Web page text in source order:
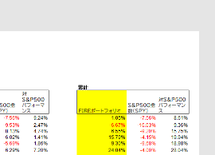
モデルポートフォリオを紹介
ろんなスタイルのファンド
。そして、成長重視のファン
バリューファンドマネジャー
ァンドマネジャーに共通して
視点です。長期とは１年から